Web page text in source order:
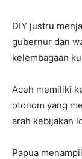
DIY justru
gubernur dan
kelembagaan
Aceh memiliki
otonom yang
arah kebijakan
Papua